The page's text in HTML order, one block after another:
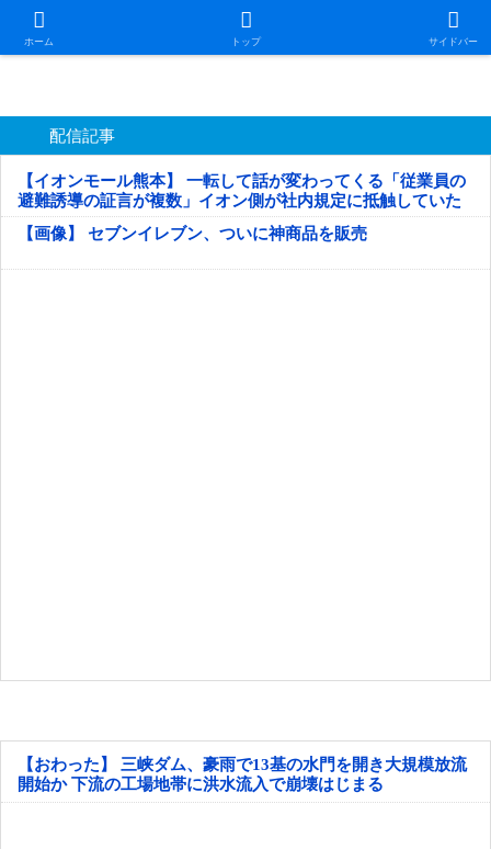
ホーム トップ サイドバー
日本第一！ニュース録
配信記事
【イオンモール熊本】 一転して話が変わってくる「従業員の
避難誘導の証言が複数」イオン側が社内規定に抵触していた
疑い
【画像】 セブンイレブン、ついに神商品を販売
【おわった】 三峡ダム、豪雨で13基の水門を開き大規模放流
開始か 下流の工場地帯に洪水流入で崩壊はじまる